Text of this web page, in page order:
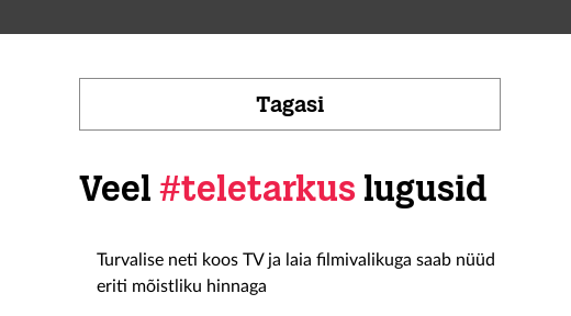
Tagasi
Veel #teletarkus lugusid
Turvalise neti koos TV ja laia filmivalikuga saab nüüd
eriti mõistliku hinnaga